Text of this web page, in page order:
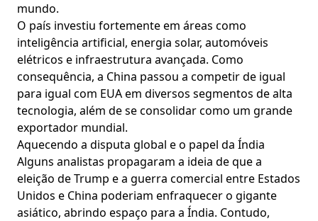
mundo.
O país investiu fortemente em áreas como
inteligência artificial, energia solar, automóveis
elétricos e infraestrutura avançada. Como
consequência, a China passou a competir de igual
para igual com EUA em diversos segmentos de alta
tecnologia, além de se consolidar como um grande
exportador mundial.
Aquecendo a disputa global e o papel da Índia
Alguns analistas propagaram a ideia de que a
eleição de Trump e a guerra comercial entre Estados
Unidos e China poderiam enfraquecer o gigante
asiático, abrindo espaço para a Índia. Contudo,